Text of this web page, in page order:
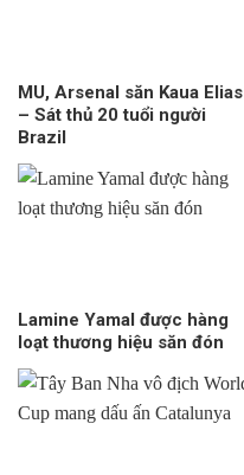
MU, Arsenal săn Kaua Elias
– Sát thủ 20 tuổi người
Brazil
Lamine Yamal được hàng
loạt thương hiệu săn đón